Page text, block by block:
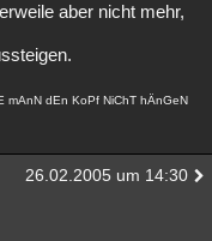
aber nicht mehr,
mAnN dEn KoPf NiChT hÄnGeN
26.02.2005 um 14:30